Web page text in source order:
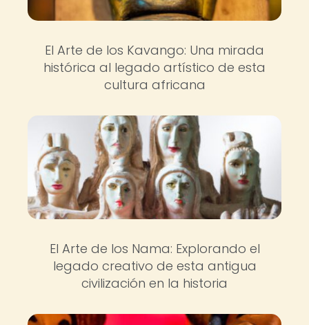
El Arte de los Kavango: Una mirada
histórica al legado artístico de esta
cultura africana
El Arte de los Nama: Explorando el
legado creativo de esta antigua
civilización en la historia